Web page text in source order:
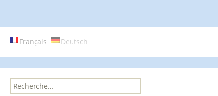
Français Deutsch
R
e